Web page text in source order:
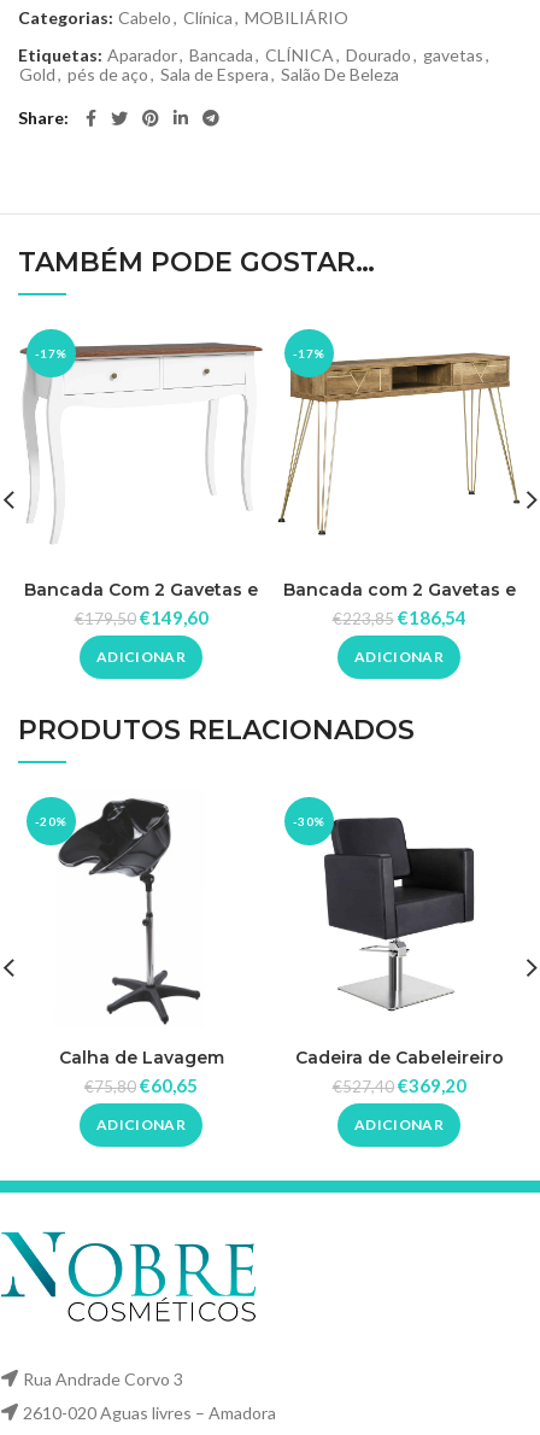
Categorias: Cabelo, Clínica, MOBILIÁRIO
Etiquetas: Aparador, Bancada, CLÍNICA, Dourado, gavetas,
Gold, pés de aço, Sala de Espera, Salão De Beleza
Share
TAMBÉM PODE GOSTAR…
-17%
Bancada Com 2 Gavetas e
Pés de Aço Anti-Tombo
Branco e Marrom
€179,50 €149,60
ADICIONAR
-17%
Bancada com 2 Gavetas e
Pés de Aço Madeira e
Bronze
€223,85 €186,54
ADICIONAR
PRODUTOS RELACIONADOS
-20%
Calha de Lavagem
Reclinável Rickiparodi
€75,80€60,65
ADICIONAR
-30%
Cadeira de Cabeleireiro
Dora S
€527,40 €369,20
ADICIONAR
Rua Andrade Corvo 3
2610-020 Aguas livres – Amadora